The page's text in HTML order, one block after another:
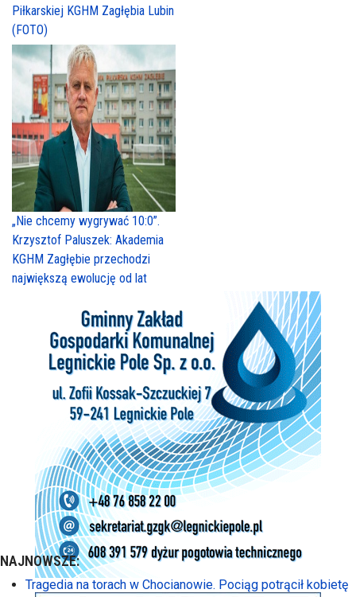
Piłkarskiej KGHM Zagłębia Lubin
(FOTO)
„Nie chcemy wygrywać 10:0”.
Krzysztof Paluszek: Akademia
KGHM Zagłębie przechodzi
największą ewolucję od lat
NAJNOWSZE:
Tragedia na torach w Chocianowie. Pociąg potrącił kobietę